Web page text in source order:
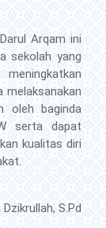
Arqam ini
sekolah yang
melaksanakan
oleh baginda
serta dapat
kualitas diri
S.Pd